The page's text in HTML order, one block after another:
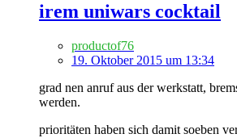
irem uniwars cocktail
productof76
19. Oktober 2015 um 13:34
grad nen anruf aus der werkstatt,
werden.
prioritäten haben sich damit soeben